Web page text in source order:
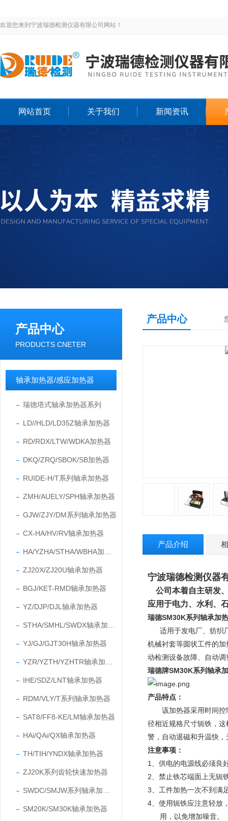
欢迎您来到宁波瑞德检测仪器有限公司网站！
网站首页 关于我们 新闻资讯
产品中心
PRODUCTS CNETER
轴承加热器/感应加热器
瑞德塔式轴承加热器系列
LD//HLD/LD35Z轴承加热器
RD/RDX/LTW/WDKA加热器
DKQ/ZRQ/SBOK/SB加热器
RUIDE-H/T系列轴承加热器
ZMH/AUELY/SPH轴承加热器
GJW/ZJY/DM系列轴承加热器
CX-HA/HV/RV轴承加热器
ZJ20X/ZJ20U轴承加热器
BGJ/KET-RMD轴承加热器
YZ/DJP/DJL轴承加热器
YJ/GJ/GJT30H轴承加热器
IHE/SDZ/LNT轴承加热器
RDM/VLY/T系列轴承加热器
SAT8/FF8-KE/LM轴承加热器
HAi/QAi/QX轴承加热器
TH/TIH/YNDX轴承加热器
ZJ20K系列齿轮快速加热器
SM20K/SM30K轴承加热器
产品中心
产品介绍
宁波瑞德检测仪器
公司本着自主研发
应用于电力、水利、
瑞德SM30K系列轴承加
适用于发电厂、纺织
机械衬套等圆状工件的
动检测设备故障、自动
瑞德牌SM30K系列轴承
产品特点：
该加热器采用时间控制
径相近规格尺寸轭铁，
警，自动退磁和升温快
注意事项：
1、供电的电源线必须良
2、 禁止铁芯端面上无轭
3、 工件加热一次不到满
4、使用轭铁应注意轻放
用，以免增加噪音。